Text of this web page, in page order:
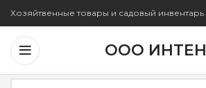
Хозяйтвенные товары и садовый инвентарь
ООО ИНТЕН